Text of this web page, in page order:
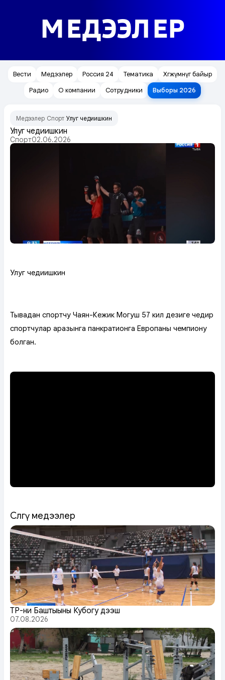
МЕДЭЭЛЕР
Вести Медээлер Россия 24 Тематика
Хөгжүмнүг байыр
Радио
О компании Сотрудники Выборы 2026
Медээлер Спорт Улуг чедиишкин
Улуг чедиишкин
Спорт02.06.2026
Улуг чедиишкин
Тывадан спортчу Чаян-Кежик Моңгуш 57 кил деңзиге чедир
спортчулар аразынга панкратионга Европаның чемпиону
болган.
Сөөлгү медээлер
ТР-ниң Баштыңының Кубогу дээш
07.08.2026